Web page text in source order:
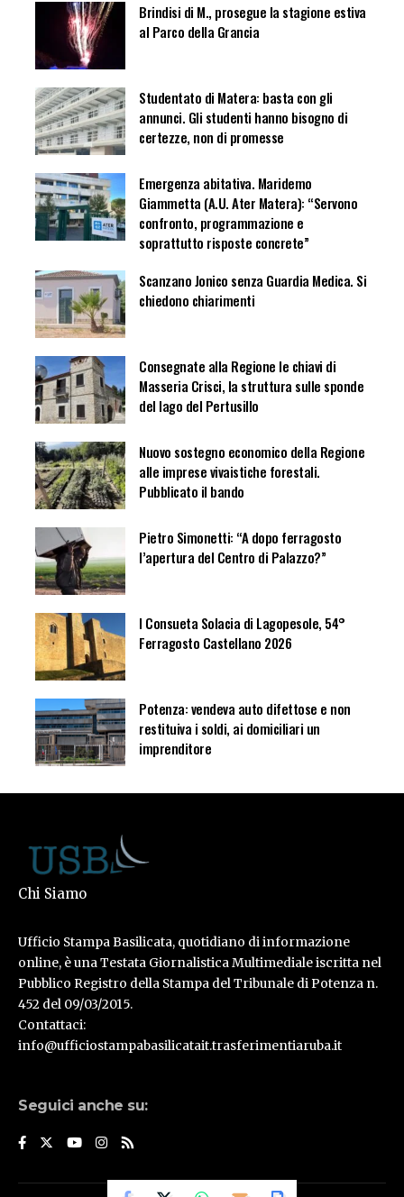
Brindisi di M., prosegue la stagione estiva
al Parco della Grancia
Studentato di Matera: basta con gli
annunci. Gli studenti hanno bisogno di
certezze, non di promesse
Emergenza abitativa. Maridemo
Giammetta (A.U. Ater Matera): “Servono
confronto, programmazione e
soprattutto risposte concrete”
Scanzano Jonico senza Guardia Medica. Si
chiedono chiarimenti
Consegnate alla Regione le chiavi di
Masseria Crisci, la struttura sulle sponde
del lago del Pertusillo
Nuovo sostegno economico della Regione
alle imprese vivaistiche forestali.
Pubblicato il bando
Pietro Simonetti: “A dopo ferragosto
l’apertura del Centro di Palazzo?”
I Consueta Solacia di Lagopesole, 54°
Ferragosto Castellano 2026
Potenza: vendeva auto difettose e non
restituiva i soldi, ai domiciliari un
imprenditore
Chi Siamo
Ufficio Stampa Basilicata, quotidiano di informazione
online, è una Testata Giornalistica Multimediale iscritta nel
Pubblico Registro della Stampa del Tribunale di Potenza n.
452 del 09/03/2015.
Contattaci:
info@ufficiostampabasilicatait.trasferimentiaruba.it
Seguici anche su: